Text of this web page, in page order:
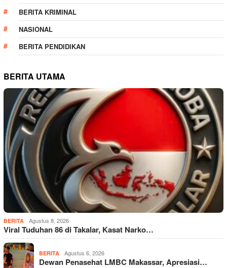
BERITA KRIMINAL
NASIONAL
BERITA PENDIDIKAN
BERITA UTAMA
BERITA Agustus 8, 2026
Viral Tuduhan 86 di Takalar, Kasat Narko…
BERITA Agustus 6, 2026
Dewan Penasehat LMBC Makassar, Apresiasi…